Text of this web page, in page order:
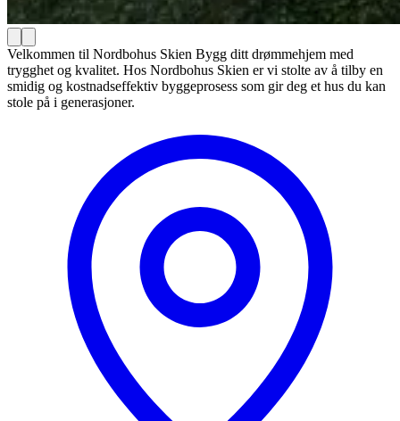
Velkommen til Nordbohus Skien Bygg ditt drømmehjem med
trygghet og kvalitet. Hos Nordbohus Skien er vi stolte av å tilby en
smidig og kostnadseffektiv byggeprosess som gir deg et hus du kan
stole på i generasjoner.